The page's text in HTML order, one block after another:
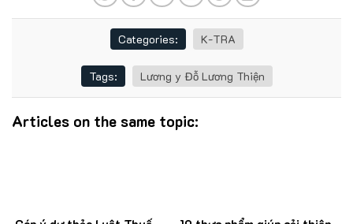
Categories: K-TRA
Tags: Lương y Đỗ Lương Thiện
Articles on the same topic: